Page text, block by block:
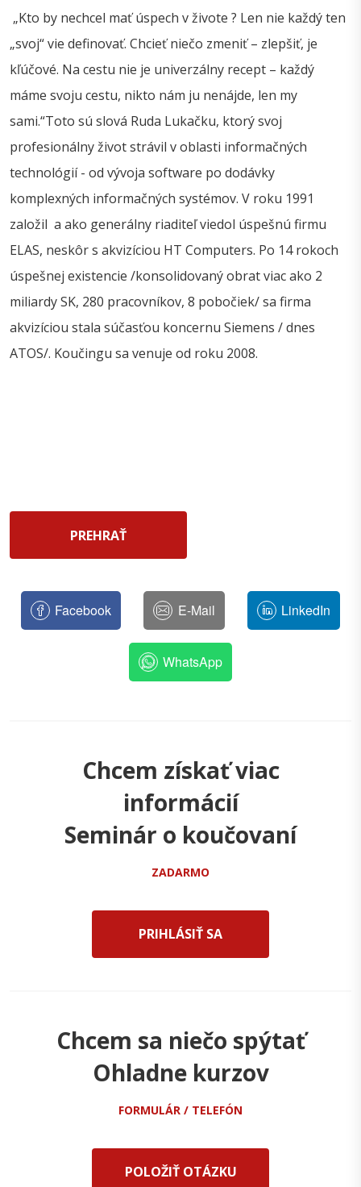
„Kto by nechcel mať úspech v živote ? Len nie každý ten
„svoj“ vie definovať. Chcieť niečo zmeniť – zlepšiť, je
kľúčové. Na cestu nie je univerzálny recept – každý
máme svoju cestu, nikto nám ju nenájde, len my
sami.“Toto sú slová Ruda Lukačku, ktorý svoj
profesionálny život strávil v oblasti informačných
technológií - od vývoja software po dodávky
komplexných informačných systémov. V roku 1991
založil a ako generálny riaditeľ viedol úspešnú firmu
ELAS, neskôr s akvizíciou HT Computers. Po 14 rokoch
úspešnej existencie /konsolidovaný obrat viac ako 2
miliardy SK, 280 pracovníkov, 8 pobočiek/ sa firma
akvizíciou stala súčasťou koncernu Siemens / dnes
ATOS/. Koučingu sa venuje od roku 2008.
PREHRAŤ
Facebook E-Mail LinkedIn
WhatsApp
Chcem získať viac
informácií
Seminár o koučovaní
ZADARMO
PRIHLÁSIŤ SA
Chcem sa niečo spýtať
Ohladne kurzov
FORMULÁR / TELEFÓN
POLOŽIŤ OTÁZKU